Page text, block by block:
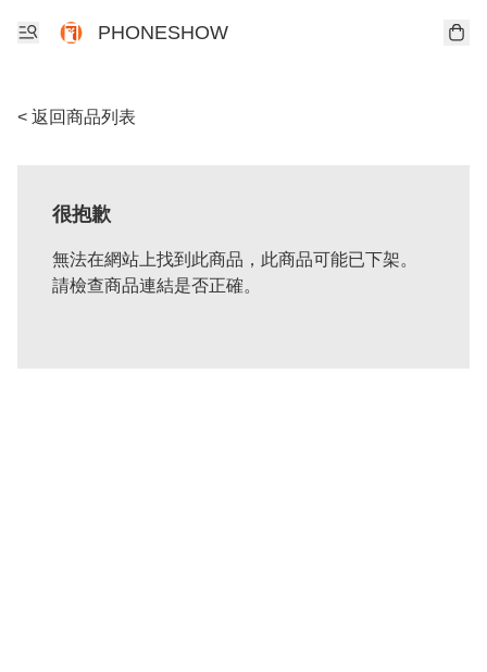
PHONESHOW
< 返回商品列表
很抱歉
無法在網站上找到此商品，此商品可能已下架。
請檢查商品連結是否正確。